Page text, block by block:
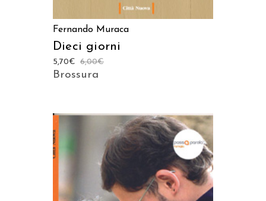
Fernando Muraca
Dieci giorni
6,00€
5,70€
Brossura